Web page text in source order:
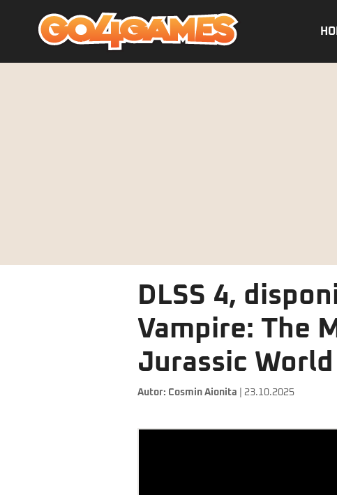
DLSS 4,
Vampire: The
Jurassic
Autor: Cosmin Aionita | 23.10.2025